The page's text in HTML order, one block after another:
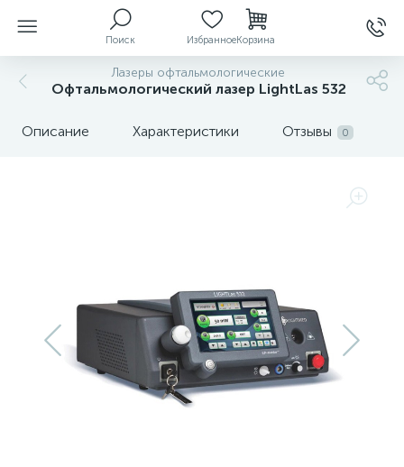
Поиск ИзбранноеКорзина
Лазеры офтальмологические
Офтальмологический лазер LightLas 532
Описание Характеристики Отзывы 0